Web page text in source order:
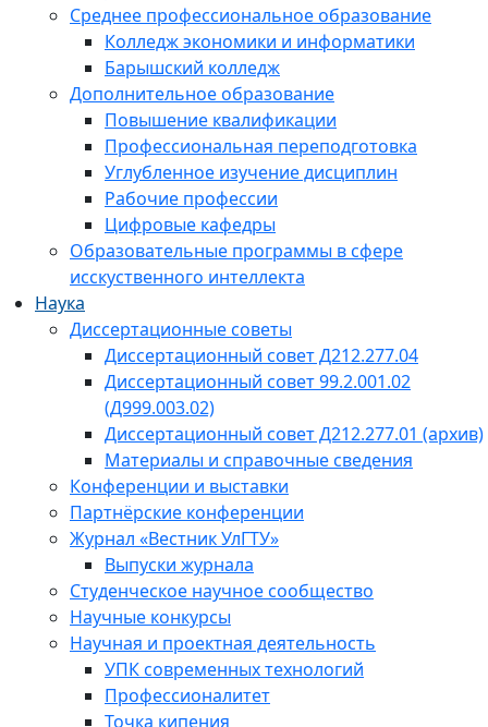
Среднее профессиональное образование
Колледж экономики и информатики
Барышский колледж
Дополнительное образование
Повышение квалификации
Профессиональная переподготовка
Углубленное изучение дисциплин
Рабочие профессии
Цифровые кафедры
Образовательные программы в сфере
исскуственного интеллекта
Наука
Диссертационные советы
Диссертационный совет Д212.277.04
Диссертационный совет 99.2.001.02
(Д999.003.02)
Диссертационный совет Д212.277.01 (архив)
Материалы и справочные сведения
Конференции и выставки
Партнёрские конференции
Журнал «Вестник УлГТУ»
Выпуски журнала
Студенческое научное сообщество
Научные конкурсы
Научная и проектная деятельность
УПК современных технологий
Профессионалитет
Точка кипения